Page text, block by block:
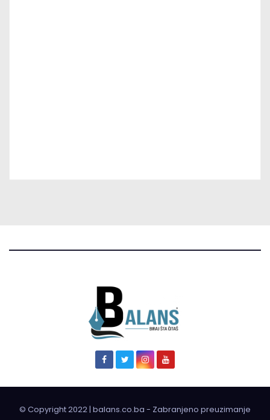
© Copyright 2022 | balans.co.ba - Zabranjeno preuzimanje